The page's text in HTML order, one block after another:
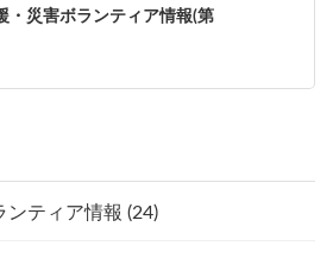
・災害ボランティア情報(第
ンティア情報 (24)